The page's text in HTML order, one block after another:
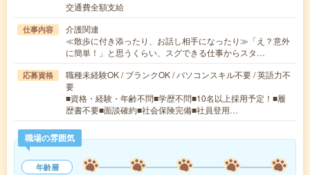
交通費全額支給
仕事内容
介護関連
≪散歩に付き添ったり、お話し相手になったり≫「え？意外
に簡単！」と思うくらい、スグできる仕事からスタ…
応募資格
職種未経験OK / ブランクOK / パソコンスキル不要 / 英語力不
要
■資格・経験・年齢不問■学歴不問■10名以上採用予定！■履
歴書不要■面談確約■社会保険完備■社員登用…
職場の雰囲気
年齢層